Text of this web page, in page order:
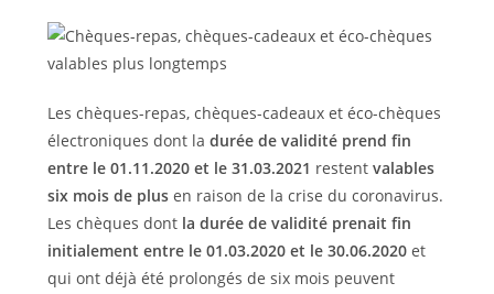
Les chèques-repas, chèques-cadeaux et éco-chèques
électroniques dont la durée de validité prend fin
entre le 01.11.2020 et le 31.03.2021 restent valables
six mois de plusen raison de la crise du coronavirus.
Les chèques dont la durée de validité prenait fin
initialement entre le 01.03.2020 et le 30.06.2020et
qui ont déjà été prolongés de six mois peuvent